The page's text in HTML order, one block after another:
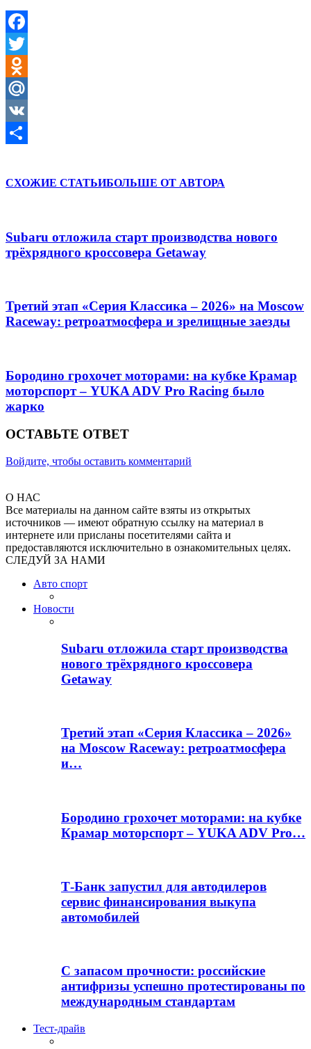
Facebook
Twitter
Odnoklassniki
Mail.Ru
VK
СХОЖИЕ СТАТЬИБОЛЬШЕ ОТ АВТОРА
Subaru отложила старт производства нового
трёхрядного кроссовера Getaway
Третий этап «Серия Классика – 2026» на Moscow
Raceway: ретроатмосфера и зрелищные заезды
Бородино грохочет моторами: на кубке Крамар
моторспорт – YUKA ADV Pro Racing было
жарко
ОСТАВЬТЕ ОТВЕТ
Войдите, чтобы оставить комментарий
О НАС
Все материалы на данном сайте взяты из открытых
источников — имеют обратную ссылку на материал в
интернете или присланы посетителями сайта и
предоставляются исключительно в ознакомительных целях.
СЛЕДУЙ ЗА НАМИ
Авто спорт
Новости
Subaru отложила старт производства
нового трёхрядного кроссовера
Getaway
Третий этап «Серия Классика – 2026»
на Moscow Raceway: ретроатмосфера
и…
Бородино грохочет моторами: на кубке
Крамар моторспорт – YUKA ADV Pro…
Т-Банк запустил для автодилеров
сервис финансирования выкупа
автомобилей
С запасом прочности: российские
антифризы успешно протестированы по
международным стандартам
Тест-драйв